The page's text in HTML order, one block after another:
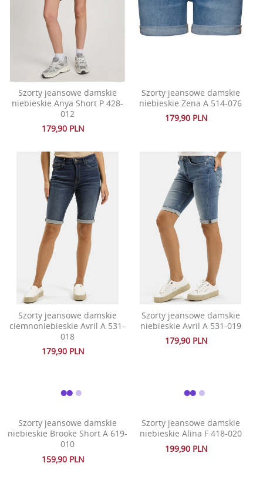
Szorty jeansowe damskie
niebieskie Anya Short P 428-
012
179,90 PLN
Szorty jeansowe damskie
niebieskie Zena A 514-076
179,90 PLN
Szorty jeansowe damskie
ciemnoniebieskie Avril A 531-
018
179,90 PLN
Szorty jeansowe damskie
niebieskie Avril A 531-019
179,90 PLN
Szorty jeansowe damskie
niebieskie Brooke Short A 619-
010
159,90 PLN
Szorty jeansowe damskie
niebieskie Alina F 418-020
199,90 PLN